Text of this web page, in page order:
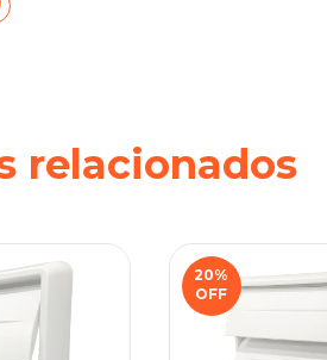
relacionados
20%
OFF